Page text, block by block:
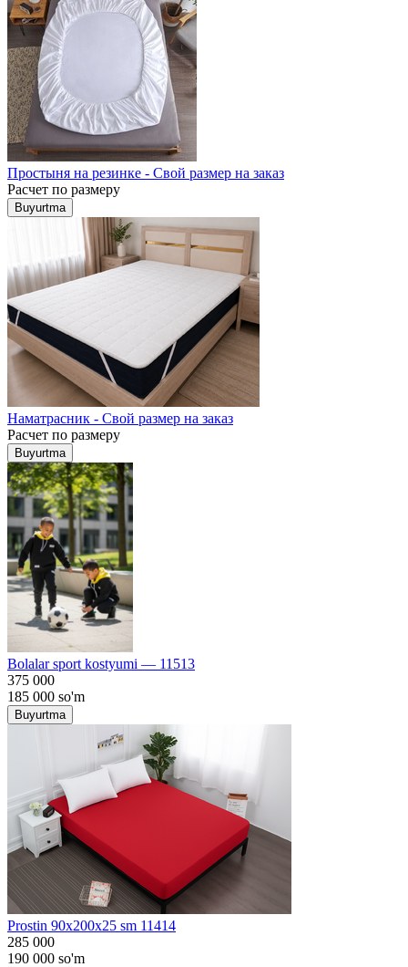
Простыня на резинке - Свой размер на заказ
Расчет по размеру
Buyurtma
Наматрасник - Свой размер на заказ
Расчет по размеру
Buyurtma
Bolalar sport kostyumi — 11513
375 000
185 000 so'm
Buyurtma
Prostin 90x200x25 sm 11414
285 000
190 000 so'm